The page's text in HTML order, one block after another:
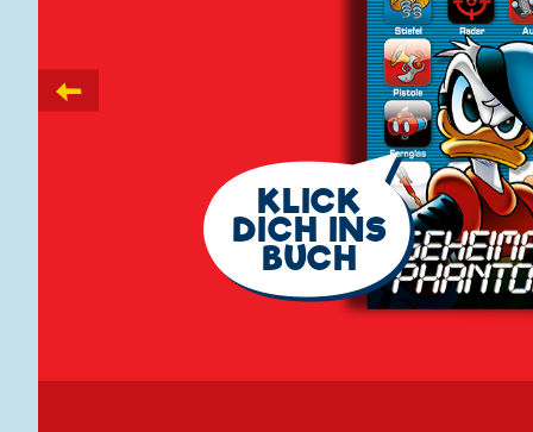
←
🗨
KLICK
DICH INS
BUCH